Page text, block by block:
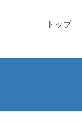
トップ